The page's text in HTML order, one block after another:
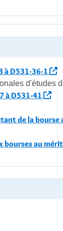
à D531-36-1
d'études
à D531-41
de la bourse
bourses au